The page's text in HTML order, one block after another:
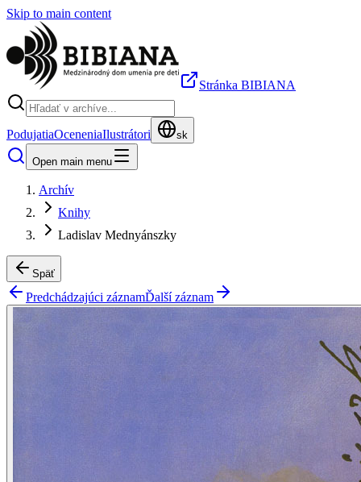
Skip to main content
Stránka BIBIANA
PodujatiaOceneniaIlustrátori sk
Open main menu
Archív
Knihy
Ladislav Mednyánszky
Späť
Predchádzajúci záznamĎalší záznam